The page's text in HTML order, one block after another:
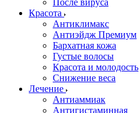
После вируса
Красота
Антиклимакс
Антиэйдж Премиум
Бархатная кожа
Густые волосы
Красота и молодость
Снижение веса
Лечение
Антиаммиак
Антигистаминная